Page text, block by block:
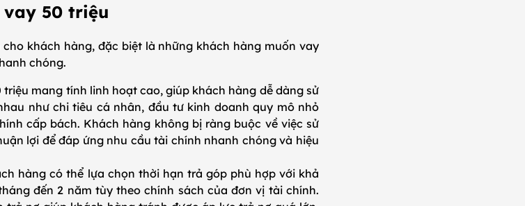
vay 50 triệu
khách hàng, đặc biệt là những khách hàng muốn vay
chóng.
triệu mang tính linh hoạt cao, giúp khách hàng dễ dàng sử
như chi tiêu cá nhân, đầu tư kinh doanh quy mô nhỏ
cấp bách. Khách hàng không bị ràng buộc về việc sử
lợi để đáp ứng nhu cầu tài chính nhanh chóng và hiệu
hàng có thể lựa chọn thời hạn trả góp phù hợp với khả
đến 2 năm tùy theo chính sách của đơn vị tài chính.